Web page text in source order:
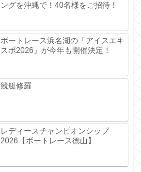
ングを沖縄で！40名様をご招待！
ボートレース浜名湖の「アイスエキ
スポ2026」が今年も開催決定！
競艇修羅
レディースチャンピオンシップ
2026【ボートレース徳山】